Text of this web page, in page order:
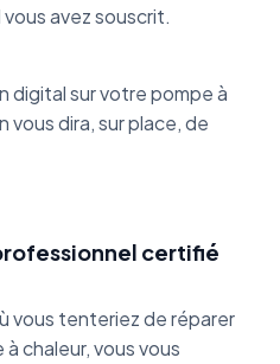
avez souscrit.
digital sur votre pompe à
vous dira, sur place, de
certifié
vous tenteriez de réparer
chaleur, vous vous